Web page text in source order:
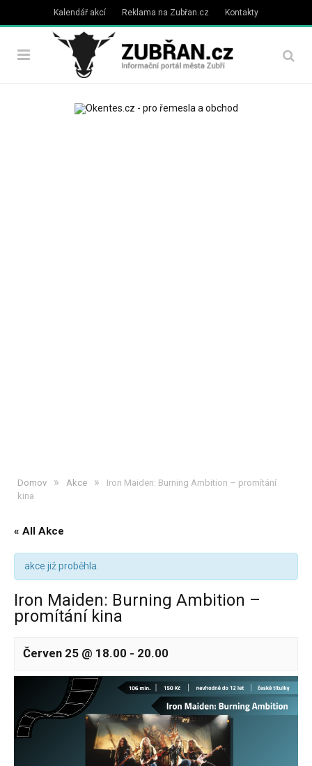
Kalendář akcí Reklama na Zubřan.cz Kontakty
Domov » Akce »
Iron Maiden: Burning Ambition – promítání
kina
« All Akce
akce již proběhla.
Iron Maiden: Burning Ambition –
promítání kina
Červen 25 @ 18.00 - 20.00